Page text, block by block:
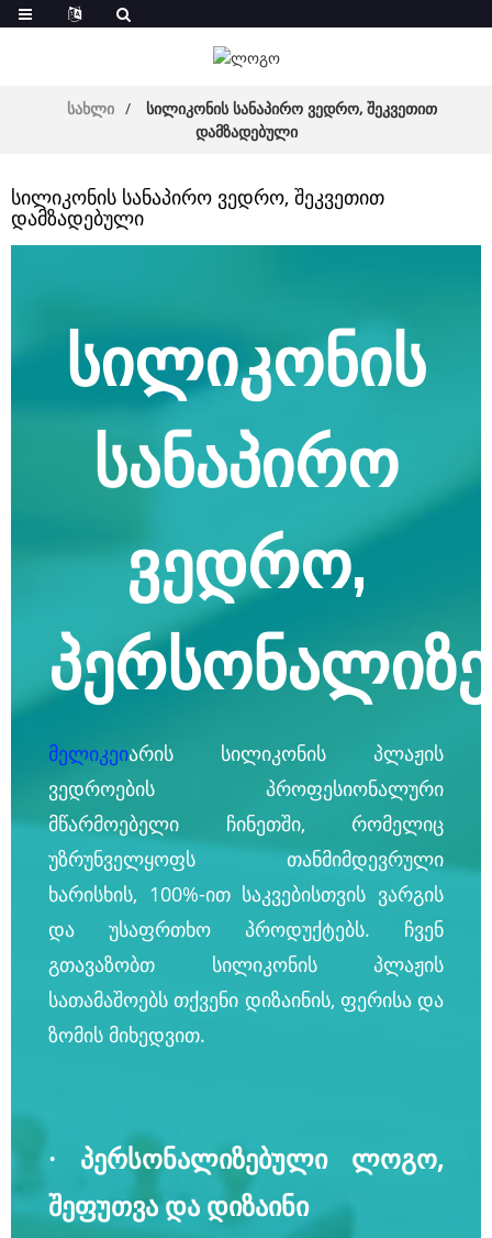
სახლი
სილიკონის სანაპირო ვედრო, შეკვეთით
დამზადებული
სილიკონის სანაპირო ვედრო, შეკვეთით
დამზადებული
სილიკონის
სანაპირო
ვედრო,
მელიკეიარის სილიკონის პლაჟის
ვედროების პროფესიონალური
მწარმოებელი ჩინეთში, რომელიც
უზრუნველყოფს თანმიმდევრული
ხარისხის, 100%-ით საკვებისთვის ვარგის
და უსაფრთხო პროდუქტებს. ჩვენ
გთავაზობთ სილიკონის პლაჟის
სათამაშოებს თქვენი დიზაინის, ფერისა და
ზომის მიხედვით.
· პერსონალიზებული ლოგო,
შეფუთვა და დიზაინი